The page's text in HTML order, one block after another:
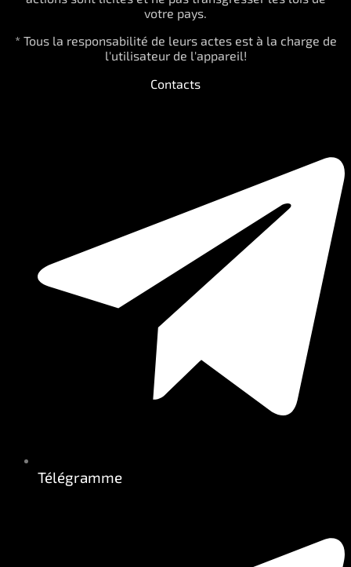
votre pays.
* Tous la responsabilité de leurs actes est à la charge de
l'utilisateur de l'appareil!
Contacts
Télégramme